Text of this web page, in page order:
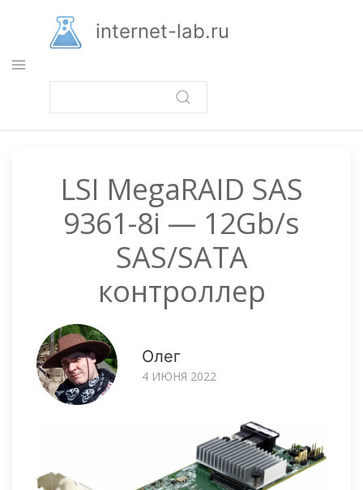
основному
содержанию
internet-lab.ru
LSI MegaRAID SAS
9361-8i — 12Gb/s
SAS/SATA
контроллер
Олег
4 ИЮНЯ 2022